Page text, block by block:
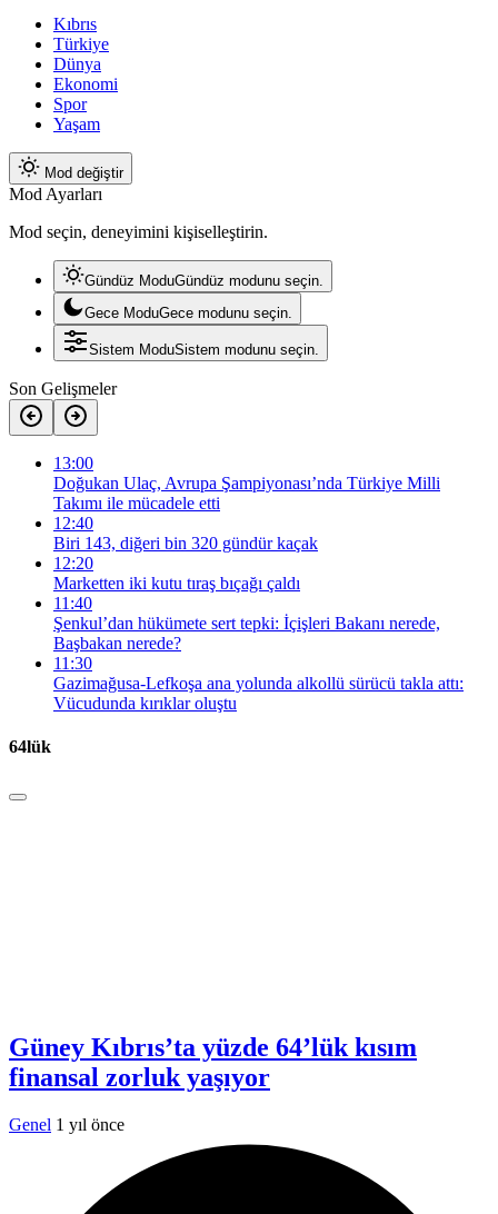
Kıbrıs
Türkiye
Dünya
Ekonomi
Spor
Yaşam
Mod değiştir
Mod Ayarları
Mod seçin, deneyimini kişiselleştirin.
Gündüz ModuGündüz modunu seçin.
Gece ModuGece modunu seçin.
Sistem ModuSistem modunu seçin.
Son Gelişmeler
13:00
Doğukan Ulaç, Avrupa Şampiyonası’nda Türkiye Milli
Takımı ile mücadele etti
12:40
Biri 143, diğeri bin 320 gündür kaçak
12:20
Marketten iki kutu tıraş bıçağı çaldı
11:40
Şenkul’dan hükümete sert tepki: İçişleri Bakanı nerede,
Başbakan nerede?
11:30
Gazimağusa-Lefkoşa ana yolunda alkollü sürücü takla attı:
Vücudunda kırıklar oluştu
64lük
Güney Kıbrıs’ta yüzde 64’lük kısım
finansal zorluk yaşıyor
Genel 1 yıl önce